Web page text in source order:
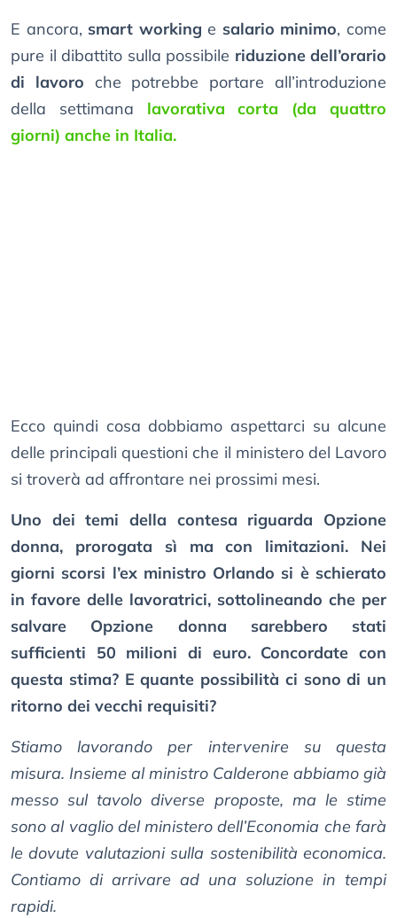
E ancora, smart working e salario minimo, come
pure il dibattito sulla possibile riduzione dell’orario
di lavoro che potrebbe portare all’introduzione
della settimana lavorativa corta (da quattro
giorni) anche in Italia.
Ecco quindi cosa dobbiamo aspettarci su alcune
delle principali questioni che il ministero del Lavoro
si troverà ad affrontare nei prossimi mesi.
Uno dei temi della contesa riguarda Opzione
donna, prorogata sì ma con limitazioni. Nei
giorni scorsi l’ex ministro Orlando si è schierato
in favore delle lavoratrici, sottolineando che per
salvare Opzione donna sarebbero stati
sufficienti 50 milioni di euro. Concordate con
questa stima? E quante possibilità ci sono di un
ritorno dei vecchi requisiti?
Stiamo lavorando per intervenire su questa
misura. Insieme al ministro Calderone abbiamo già
messo sul tavolo diverse proposte, ma le stime
sono al vaglio del ministero dell’Economia che farà
le dovute valutazioni sulla sostenibilità economica.
Contiamo di arrivare ad una soluzione in tempi
rapidi.